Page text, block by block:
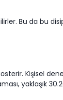
Bu da bu
Kişisel
yaklaşık